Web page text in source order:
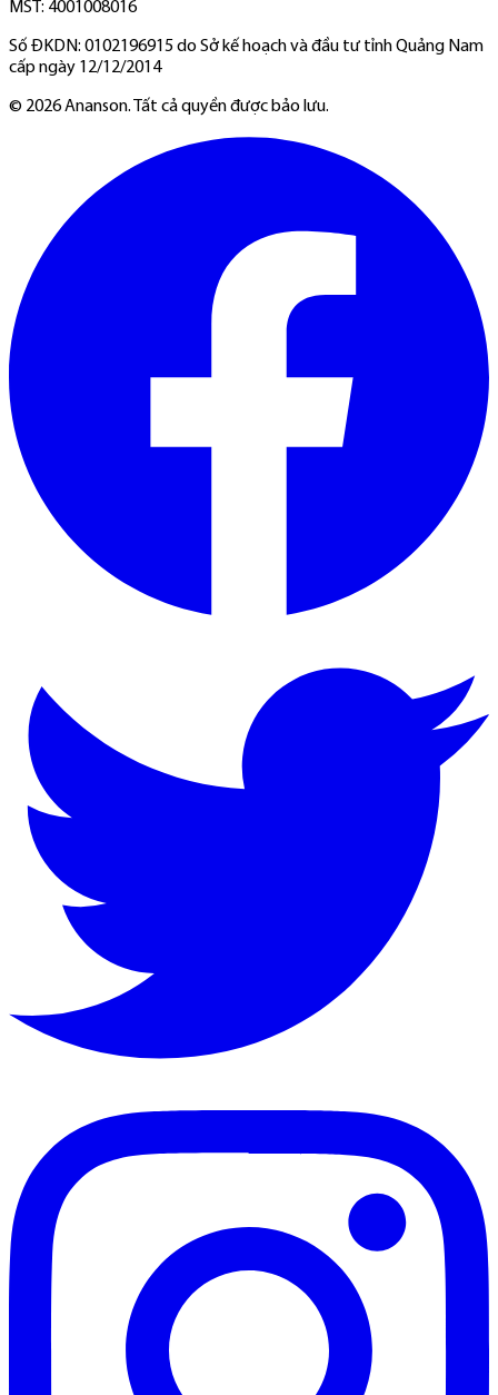
MST: 4001008016
Số ĐKDN: 0102196915 do Sở kế hoạch và đầu tư tỉnh Quảng Nam
cấp ngày 12/12/2014
© 2026Ananson. Tất cả quyền được bảo lưu.